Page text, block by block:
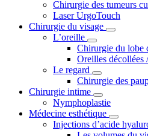
Chirurgie des tumeurs
Laser UrgoTouch
Chirurgie du visage
L’oreille
Chirurgie du lobe
Oreilles décollées
Le regard
Chirurgie des
Chirurgie intime
Nymphoplastie
Médecine esthétique
Injections d’acide